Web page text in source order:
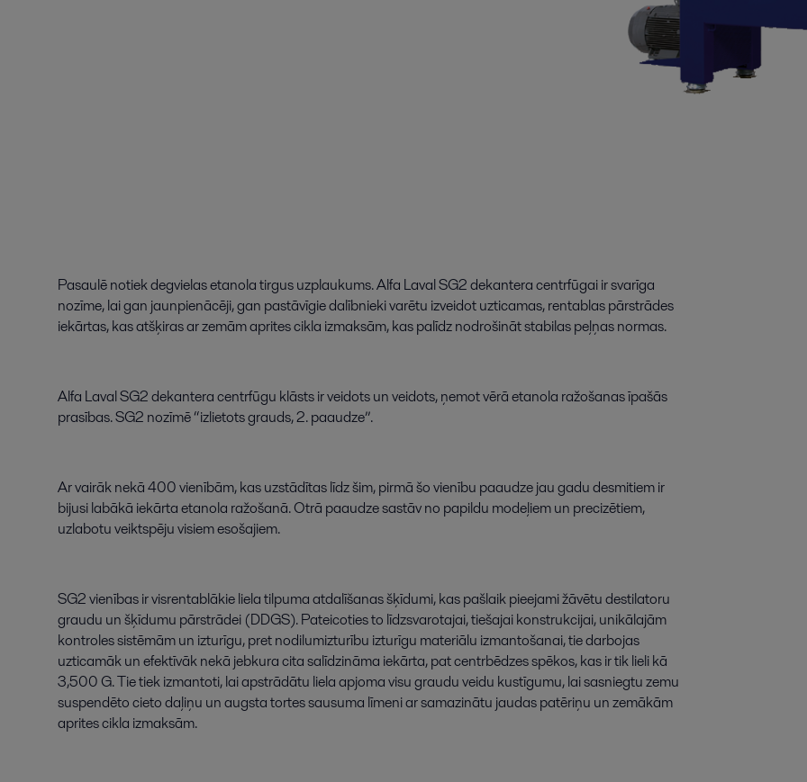
Pasaulēnotiekdegvielasetanolatirgusuzplaukums.Alfa LavalSG2dekanteracentrfūgaiirsvarīga
nozīme,laigan jaunpienācēji,gan pastāvīgiedalībniekivarētu izveidotuzticamas,rentablaspārstrādes
iekārtas,kasatšķirasarzemāmapritescikla izmaksām,kaspalīdznodrošinātstabilaspeļņasnormas.
Alfa LavalSG2dekanteracentrfūgu klāstsirveidotsunveidots,ņemotvērāetanola ražošanasīpašās
prasības.SG2 nozīmē“izlietotsgrauds,2.paaudze”.
Arvairāknekā400vienībām,kasuzstādītaslīdzšim,pirmāšovienību paaudzejaugadudesmitiemir
bijusilabākā iekārtaetanola ražošanā.Otrā paaudzesastāvno papildu modeļiemun precizētiem,
uzlabotuveiktspējuvisiemesošajiem.
SG2vienībasirvisrentablākielielatilpumaatdalīšanasšķīdumi,kaspašlaikpieejamižāvētudestilatoru
graudu unšķīdumu pārstrādei (DDGS).Pateicotiesto līdzsvarotajai,tiešajaikonstrukcijai,unikālajām
kontrolessistēmāmun izturīgu,pretnodilumizturību izturīgu materiālu izmantošanai,tiedarbojas
uzticamākunefektīvāknekā jebkuracitasalīdzināma iekārta,patcentrbēdzesspēkos,kasirtiklielikā
3,500 G.Tietiekizmantoti,laiapstrādātu lielaapjomavisugrauduveidu kustīgumu,laisasniegtuzemu
suspendētocietodaļiņu unaugstatortessausuma līmeniarsamazinātu jaudaspatēriņu unzemākām
apritescikla izmaksām.